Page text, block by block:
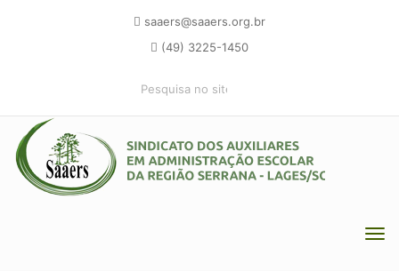
saaers@saaers.org.br
(49) 3225-1450